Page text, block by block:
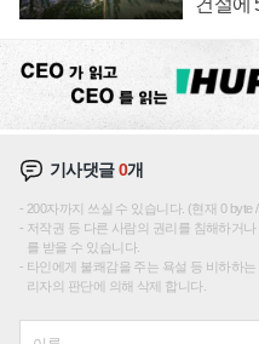
기사댓글0개
200자까지 쓰실 수 있습니다. (현재 0 byte
저작권 등 다른 사람의 권리를 침해하거
를 받을 수 있습니다.
타인에게 불쾌감을 주는 욕설 등 비하하
리자의 판단에 의해 삭제 합니다.